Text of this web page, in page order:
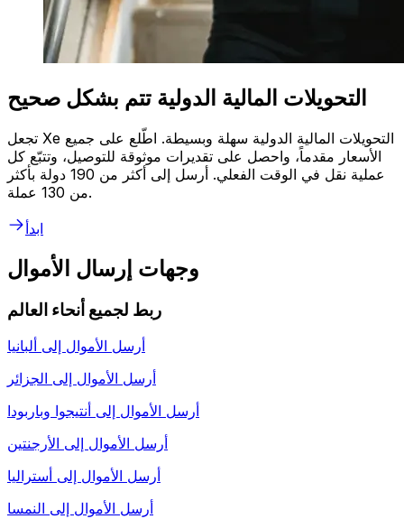
التحويلات المالية الدولية تتم بشكل صحيح
تجعل Xe التحويلات المالية الدولية سهلة وبسيطة. اطّلع على جميع
الأسعار مقدماً، واحصل على تقديرات موثوقة للتوصيل، وتتبّع كل
عملية نقل في الوقت الفعلي. أرسل إلى أكثر من 190 دولة بأكثر
من 130 عملة.
ابدأ
وجهات إرسال الأموال
ربط لجميع أنحاء العالم
أرسل الأموال إلى ألبانيا
أرسل الأموال إلى الجزائر
أرسل الأموال إلى أنتيجوا وباربودا
أرسل الأموال إلى الأرجنتين
أرسل الأموال إلى أستراليا
أرسل الأموال إلى النمسا